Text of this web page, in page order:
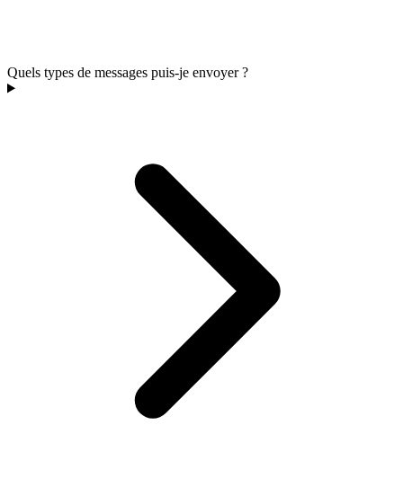
Quels types de messages puis-je envoyer ?